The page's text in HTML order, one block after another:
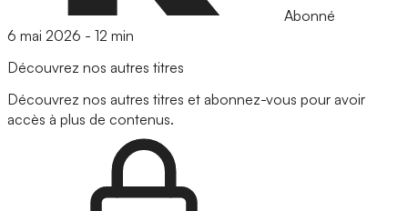
Abonné
6 mai 2026 - 12 min
Découvrez nos autres titres
Découvrez nos autres titres et abonnez-vous pour avoir
accès à plus de contenus.